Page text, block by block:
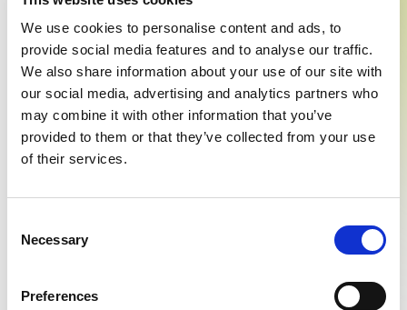
We use cookies to personalise content and ads, to
provide social media features and to analyse our traffic.
We also share information about your use of our site with
our social media, advertising and analytics partners who
may combine it with other information that you’ve
provided to them or that they’ve collected from your use
of their services.
Selection
Necessary
Preferences